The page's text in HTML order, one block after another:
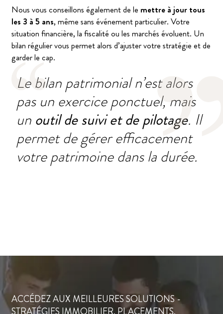
Nous vous conseillons également de le mettre à jour tous
les 3 à 5 ans, même sans événement particulier. Votre
situation financière, la fiscalité ou les marchés évoluent. Un
bilan régulier vous permet alors d’ajuster votre stratégie et de
garder le cap.
Le bilan patrimonial n’est alors
pas un exercice ponctuel, mais
un outil de suivi et de pilotage. Il
permet de gérer efficacement
votre patrimoine dans la durée.
ACCÉDEZ AUX MEILLEURES SOLUTIONS -